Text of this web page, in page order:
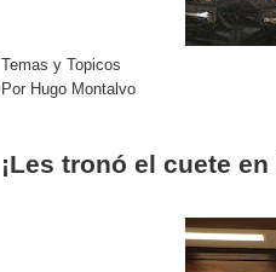
Temas y Topicos
Por Hugo Montalvo
¡Les tronó el cuete